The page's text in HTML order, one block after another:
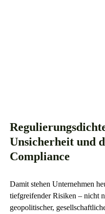
Unsicherheit und
Compliance
Damit stehen Unternehmen
tiefgreifender Risiken – nicht
geopolitischer,